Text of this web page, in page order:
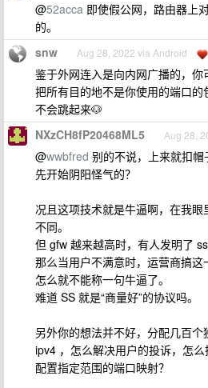
@52acca 即使假公网，路由器上
的。
snw Aug 28, 2022 via Android
鉴于外网连入是向内网广播的，
把所有目的地不是你使用的端口
不会跳起来🐶
NXzCH8fP20468ML5 Aug 28,
@wwbfred 别的不说，上来就扣
先开始阴阳怪气的？
况且这项技术就是牛逼啊，在我
不同。
但 gfw 越来越高时，有人发明了
那么当用户不满意时，运营商搞这
怎么就不能称一句牛逼了。
难道 SS 就是“商量好”的协议吗。
另外你的想法并不好，分配几百
ipv4 ，怎么解决用户的投诉，怎
配置指定范围的端口映射？